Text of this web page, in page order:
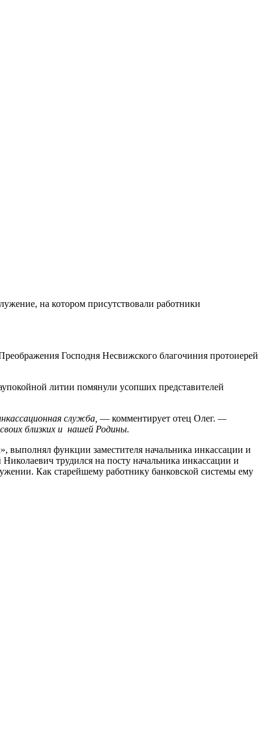
на котором присутствовали работники
Господня Несвижского благочиния протоиерей
литии помянули усопших представителей
служба, — комментирует отец Олег. —
близких и нашей Родины.
функции заместителя начальника инкассации и
трудился на посту начальника инкассации и
Как старейшему работнику банковской системы ему